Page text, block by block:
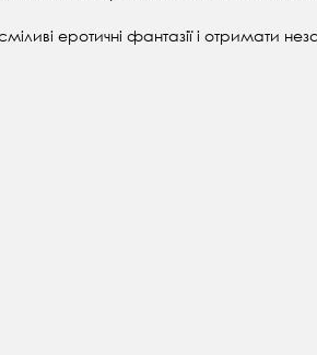
еротичні фантазії і отримати